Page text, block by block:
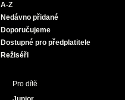
A-Z
Nedávno přidané
Doporučujeme
Dostupné pro předplatitele
Režiséři
Pro dítě